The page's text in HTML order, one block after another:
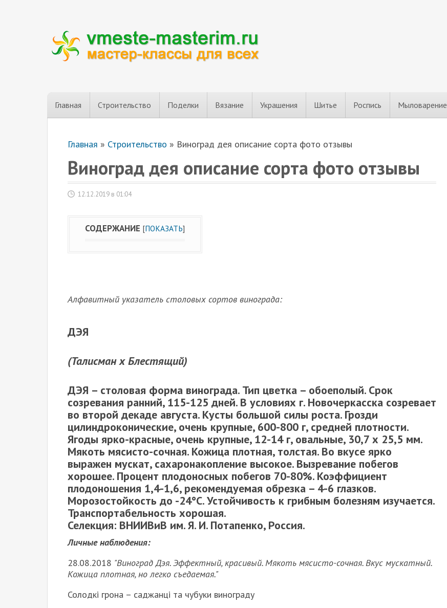
Главная Строительство Поделки Вязание Украшения Шитье Роспись Мыловарение
Главная » Строительство » Виноград дея описание сорта фото отзывы
Виноград дея описание сорта фото отзывы
12.12.2019 в 01:04
СОДЕРЖАНИЕ [ПОКАЗАТЬ]
Алфавитный указатель столовых сортов винограда:
ДЭЯ
(Талисман х Блестящий)
ДЭЯ – столовая форма винограда. Тип цветка – обоеполый. Срок
созревания ранний, 115-125 дней. В условиях г. Новочеркасска созревает
во второй декаде августа. Кусты большой силы роста. Грозди
цилиндроконические, очень крупные, 600-800 г, средней плотности.
Ягоды ярко-красные, очень крупные, 12-14 г, овальные, 30,7 х 25,5 мм.
Мякоть мясисто-сочная. Кожица плотная, толстая. Во вкусе ярко
выражен мускат, сахаронакопление высокое. Вызревание побегов
хорошее. Процент плодоносных побегов 70-80%. Коэффициент
плодоношения 1,4-1,6, рекомендуемая обрезка – 4-6 глазков.
Морозостойкость до -24°С. Устойчивость к грибным болезням изучается.
Транспортабельность хорошая.
Селекция: ВНИИВиВ им. Я. И. Потапенко, Россия.
Личные наблюдения:
28.08.2018 "Виноград Дэя. Эффектный, красивый. Мякоть мясисто-сочная. Вкус мускатный.
Кожица плотная, но легко съедаемая."
Солодкі грона – саджанці та чубуки винограду